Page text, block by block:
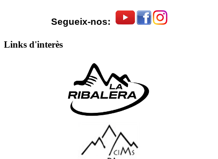
Segueix-nos:
Links d'interès